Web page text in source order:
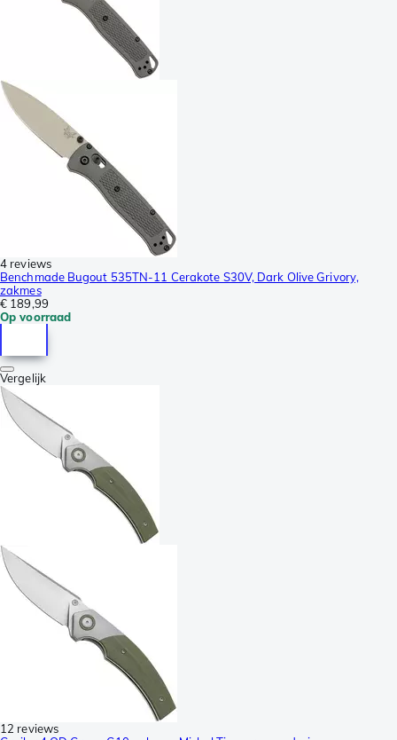
4 reviews
Benchmade Bugout 535TN-11 Cerakote S30V, Dark Olive Grivory,
zakmes
€ 189,99
Op voorraad
Vergelijk
12 reviews